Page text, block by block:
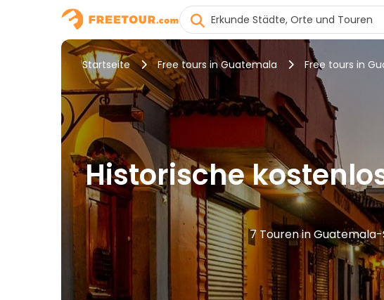
Startseite Free tours in Guatemala Free tours in
Historische
7 Touren in